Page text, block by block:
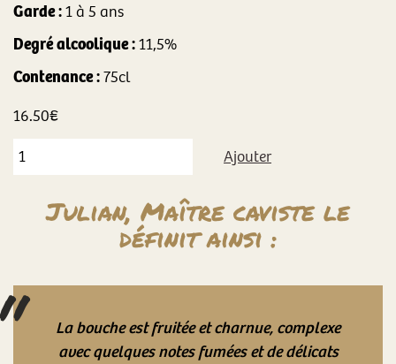
Garde :1 à 5 ans
Degré alcoolique :11,5%
Contenance :75cl
16.50€
Ajouter
Julian, Maître caviste le
définit ainsi :
La bouche est fruitée et charnue, complexe
avec quelques notes fumées et de délicats